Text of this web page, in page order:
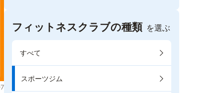
フィットネスクラブの種類 を選ぶ
すべて
スポーツジム